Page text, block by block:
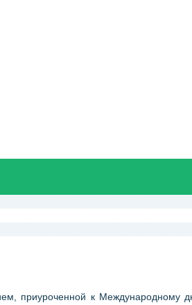
приуроченной к Международному